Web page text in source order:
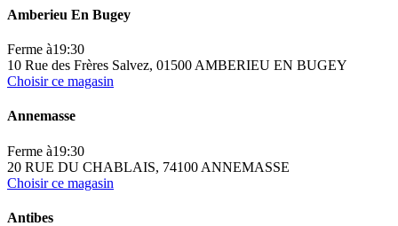
Amberieu En Bugey
Ferme à19:30
10 Rue des Frères Salvez, 01500 AMBERIEU EN BUGEY
Choisir ce magasin
Annemasse
Ferme à19:30
20 RUE DU CHABLAIS, 74100 ANNEMASSE
Choisir ce magasin
Antibes